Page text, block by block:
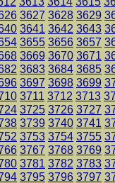
3627 3628 3629
3641 3642 3643
3655 3656 3657
3669 3670 3671
3683 3684 3685
3697 3698 3699
3711 3712 3713
3725 3726 3727
3739 3740 3741
3753 3754 3755
3767 3768 3769
3781 3782 3783
3795 3796 3797